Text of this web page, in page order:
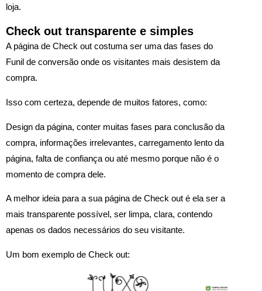
loja.
Check out transparente e simples
A página de Check out costuma ser uma das fases do
Funil de conversão onde os visitantes mais desistem da
compra.
Isso com certeza, depende de muitos fatores, como:
Design da página, conter muitas fases para conclusão da
compra, informações irrelevantes, carregamento lento da
página, falta de confiança ou até mesmo porque não é o
momento de compra dele.
A melhor ideia para a sua página de Check out é ela ser a
mais transparente possível, ser limpa, clara, contendo
apenas os dados necessários do seu visitante.
Um bom exemplo de Check out: